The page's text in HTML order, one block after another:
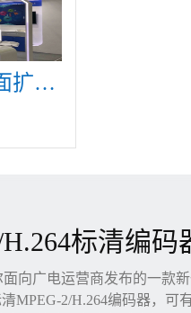
高斯贝尔产品线全面扩展，众多新产品亮相CommunicAsia 2019
标清编码
面向广电运营商发布的一款
MPEG-2/H.264编码器，可